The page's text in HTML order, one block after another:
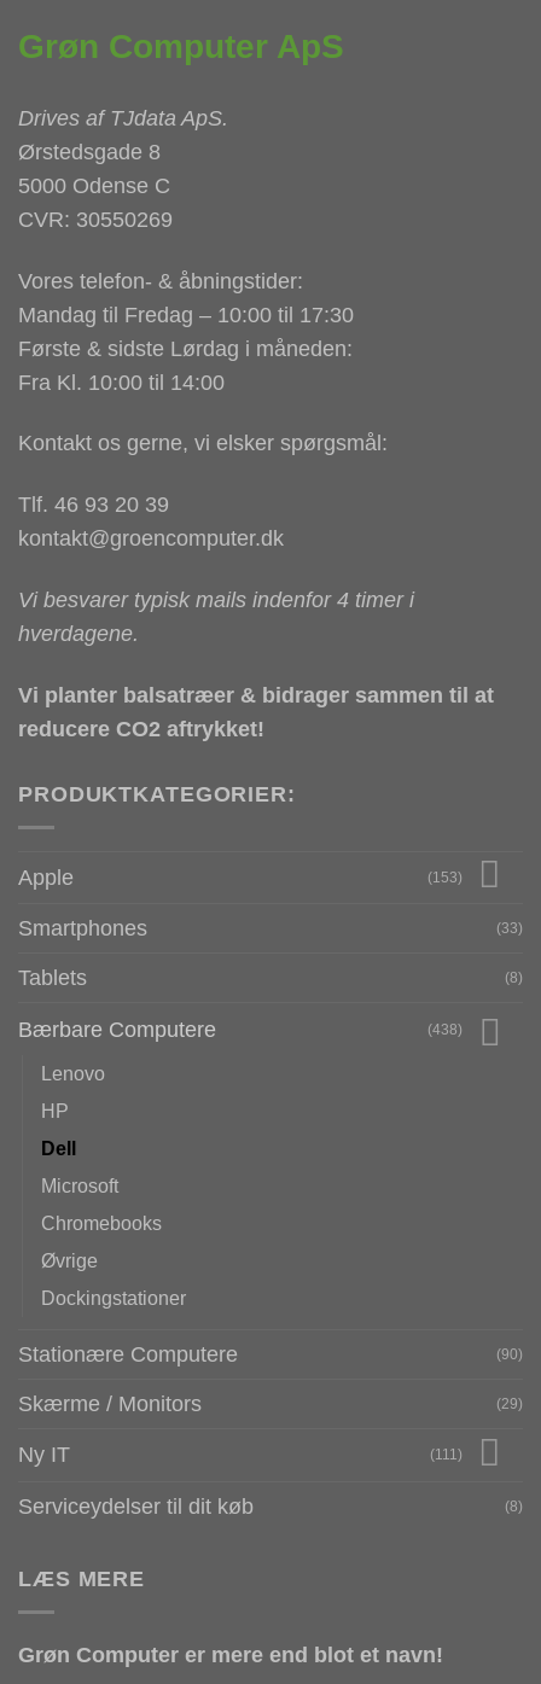
Grøn Computer ApS
Drives af TJdata ApS.
Ørstedsgade 8
5000 Odense C
CVR: 30550269
Vores telefon- & åbningstider:
Mandag til Fredag – 10:00 til 17:30
Første & sidste Lørdag i måneden:
Fra Kl. 10:00 til 14:00
Kontakt os gerne, vi elsker spørgsmål:
Tlf. 46 93 20 39
kontakt@groencomputer.dk
Vi besvarer typisk mails indenfor 4 timer i
hverdagene.
Vi planter balsatræer & bidrager sammen til at
reducere CO2 aftrykket!
PRODUKTKATEGORIER:
Apple (153)
Smartphones (33)
Tablets (8)
Bærbare Computere (438)
Lenovo
HP
Dell
Microsoft
Chromebooks
Øvrige
Dockingstationer
Stationære Computere (90)
Skærme / Monitors (29)
Ny IT (111)
Serviceydelser til dit køb (8)
LÆS MERE
Grøn Computer er mere end blot et navn!